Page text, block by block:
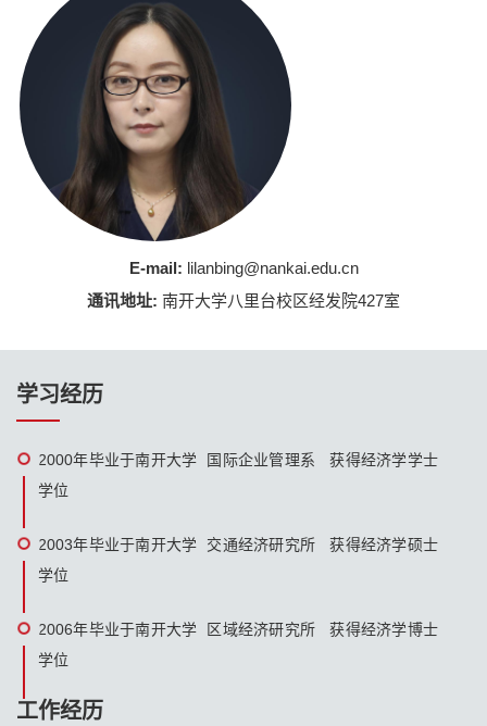
E-mail: lilanbing@nankai.edu.cn
通讯地址: 南开大学八里台校区经发院427室
学习经历
2000年毕业于南开大学 国际企业管理系 获得经济学学士
学位
2003年毕业于南开大学 交通经济研究所 获得经济学硕士
学位
2006年毕业于南开大学 区域经济研究所 获得经济学博士
学位
工作经历